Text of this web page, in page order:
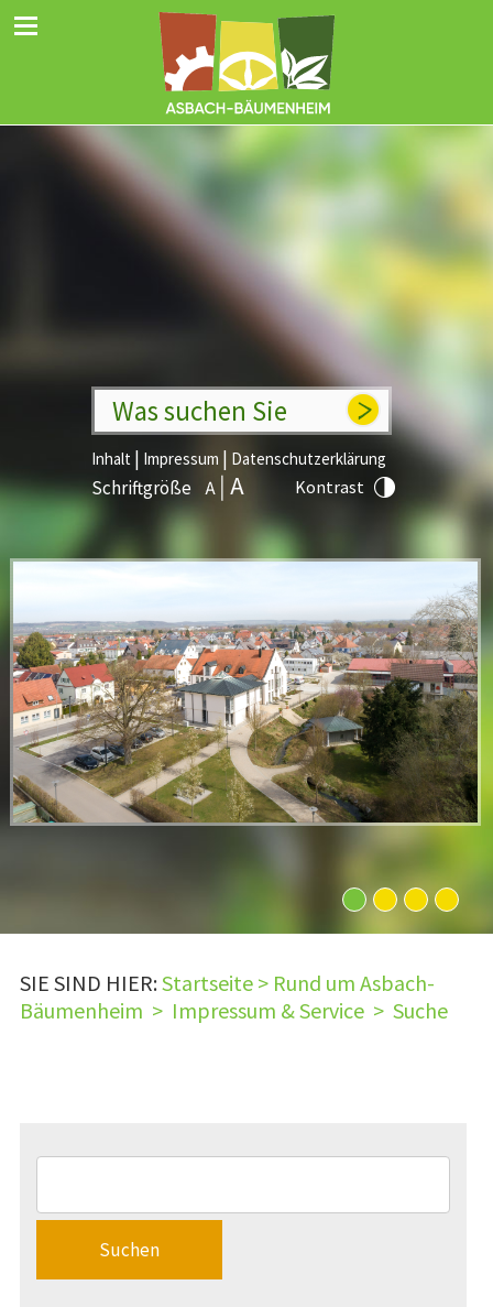
Was suchen Sie
Inhalt | Impressum | Datenschutzerklärung
Schriftgröße Kontrast
SIE SIND HIER:Startseite> Rund um Asbach-
Bäumenheim > Impressum & Service> Suche